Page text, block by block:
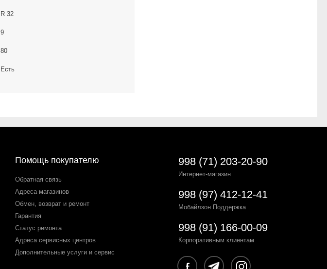
R 32
9
80
Есть
Помощь покупателю
Обратная связь
Адреса магазинов
Обмен, возврат и ремонт
Гарантия
Статус ремонта
Адреса сервисных центров
Дополнительные услуги и сервис
998 (71) 203-20-90
Интернет-магазин
998 (97) 412-12-41
Мобайлзон Поддержка
998 (91) 166-00-09
Корпоративным клиентам